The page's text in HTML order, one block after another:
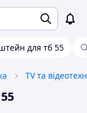
для тб 55
TV та